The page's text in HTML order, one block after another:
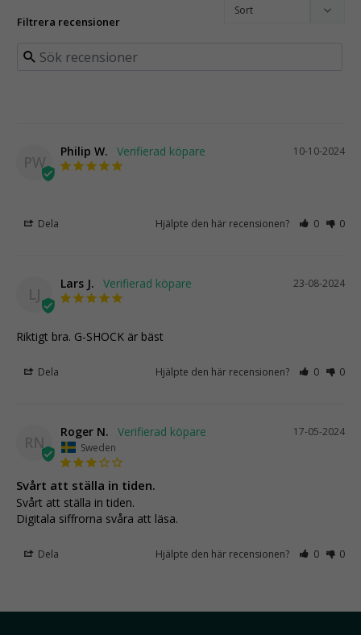
Filtrera recensioner
PW
10-10-2024
Philip W.
Dela Hjälpte den här recensionen? 0 0
23-08-2024
Lars J.
Riktigt bra. G-SHOCK är bäst
Dela Hjälpte den här recensionen? 0 0
RN
17-05-2024
Roger N.
Sweden
Svårt att ställa in tiden.
Svårt att ställa in tiden.
Digitala siffrorna svåra att läsa.
Dela Hjälpte den här recensionen? 0 0